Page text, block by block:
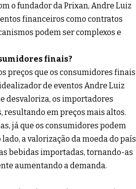
o fundador da Prixan, Andre Luiz
financeiros como contratos
podem ser complexos e
finais?
preços que os consumidores finais
de eventos Andre Luiz
desvaloriza, os importadores
resultando em preços mais altos.
já que os consumidores podem
a valorização da moeda do país
bebidas importadas, tornando-as
aumentando a demanda.